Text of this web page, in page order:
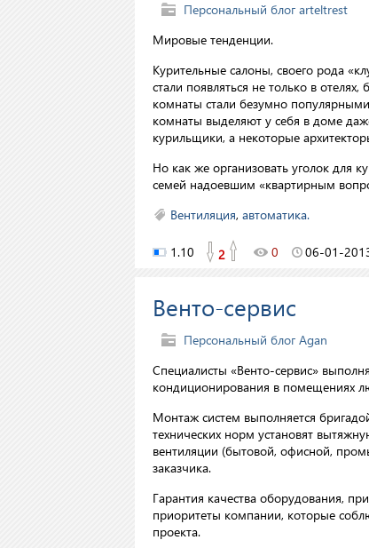
Персональный блог arteltrest
Мировые тенденции.
Курительные салоны, своего рода
стали появляться не только в
комнаты стали безумно
комнаты выделяют у себя в доме
курильщики, а некоторые
Но как же организовать уголок для
семей надоевшим «квартирным
Вентиляция, автоматика.
1.10 2 0 06-01-
Венто-сервис
Персональный блог Agan
Специалисты «Венто-сервис»
кондиционирования в помещениях
Монтаж систем выполняется
технических норм установят
вентиляции (бытовой, офисной,
заказчика.
Гарантия качества оборудования,
приоритеты компании, которые
проекта.